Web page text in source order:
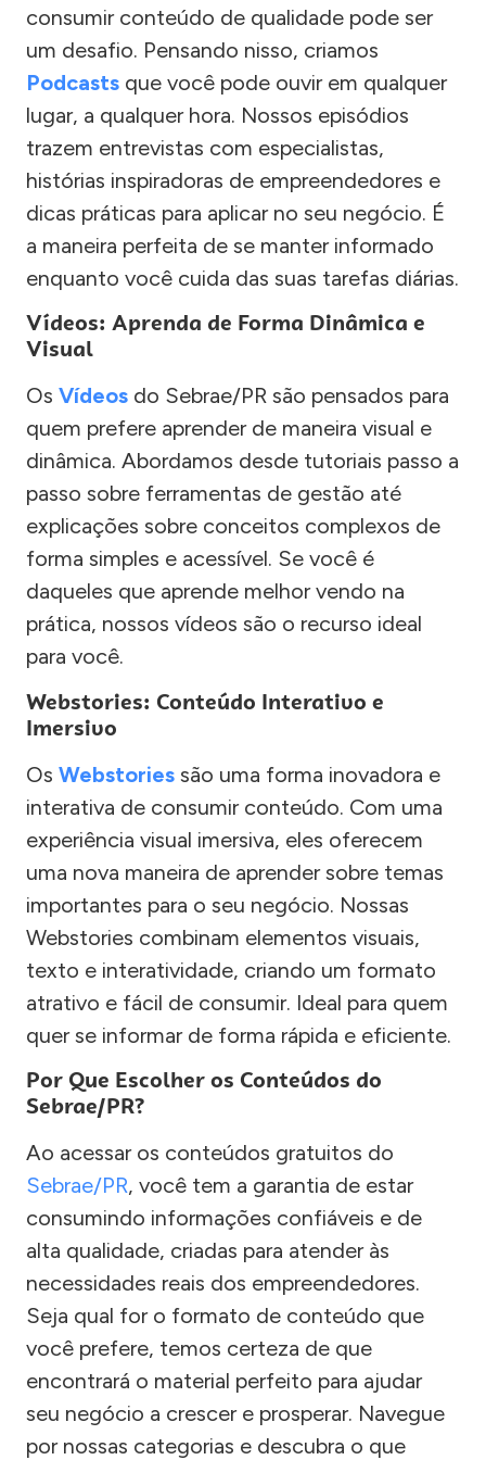
consumir conteúdo de qualidade pode ser
um desafio. Pensando nisso, criamos
Podcasts que você pode ouvir em qualquer
lugar, a qualquer hora. Nossos episódios
trazem entrevistas com especialistas,
histórias inspiradoras de empreendedores e
dicas práticas para aplicar no seu negócio. É
a maneira perfeita de se manter informado
enquanto você cuida das suas tarefas diárias.
Vídeos: Aprenda de Forma Dinâmica e
Visual
Os Vídeos do Sebrae/PR são pensados para
quem prefere aprender de maneira visual e
dinâmica. Abordamos desde tutoriais passo a
passo sobre ferramentas de gestão até
explicações sobre conceitos complexos de
forma simples e acessível. Se você é
daqueles que aprende melhor vendo na
prática, nossos vídeos são o recurso ideal
para você.
Webstories: Conteúdo Interativo e
Imersivo
Os Webstories são uma forma inovadora e
interativa de consumir conteúdo. Com uma
experiência visual imersiva, eles oferecem
uma nova maneira de aprender sobre temas
importantes para o seu negócio. Nossas
Webstories combinam elementos visuais,
texto e interatividade, criando um formato
atrativo e fácil de consumir. Ideal para quem
quer se informar de forma rápida e eficiente.
Por Que Escolher os Conteúdos do
Sebrae/PR?
Ao acessar os conteúdos gratuitos do
Sebrae/PR, você tem a garantia de estar
consumindo informações confiáveis e de
alta qualidade, criadas para atender às
necessidades reais dos empreendedores.
Seja qual for o formato de conteúdo que
você prefere, temos certeza de que
encontrará o material perfeito para ajudar
seu negócio a crescer e prosperar. Navegue
por nossas categorias e descubra o que